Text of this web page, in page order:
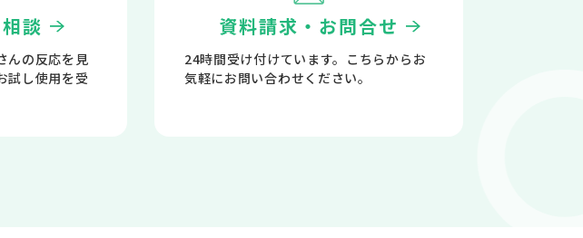
談
んの反応を見
試し使用を受
資料請求・お問合せ
24時間受け付けています。こちらからお
気軽にお問い合わせください。